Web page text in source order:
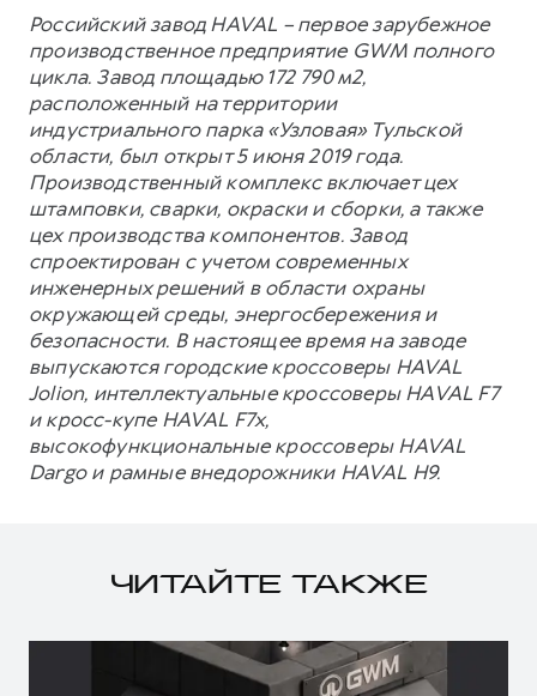
Российский завод HAVAL – первое зарубежное
производственное предприятие GWM полного
цикла. Завод площадью 172 790 м2,
расположенный на территории
индустриального парка «Узловая» Тульской
области, был открыт 5 июня 2019 года.
Производственный комплекс включает цех
штамповки, сварки, окраски и сборки, а также
цех производства компонентов. Завод
спроектирован с учетом современных
инженерных решений в области охраны
окружающей среды, энергосбережения и
безопасности. В настоящее время на заводе
выпускаются городские кроссоверы HAVAL
Jolion, интеллектуальные кроссоверы HAVAL F7
и кросс-купе HAVAL F7x,
высокофункциональные кроссоверы HAVAL
Dargo и рамные внедорожники HAVAL H9.
ЧИТАЙТЕ ТАКЖЕ